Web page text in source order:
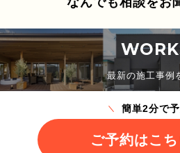
最新の施工事例
簡単2分で
ご予約はこ